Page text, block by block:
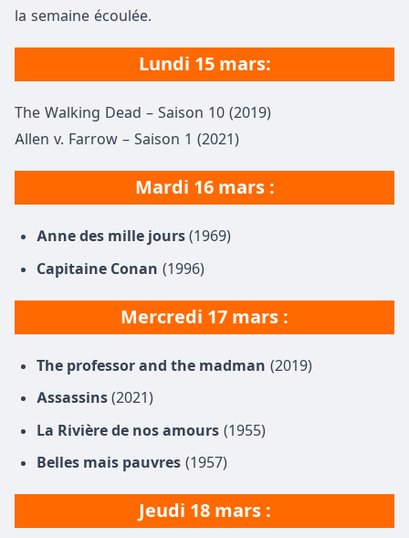
la semaine écoulée.
Lundi 15 mars:
The Walking Dead – Saison 10 (2019)
Allen v. Farrow – Saison 1 (2021)
Mardi 16 mars :
Anne des mille jours (1969)
Capitaine Conan (1996)
Mercredi 17 mars :
The professor and the madman (2019)
Assassins (2021)
La Rivière de nos amours (1955)
Belles mais pauvres (1957)
Jeudi 18 mars :